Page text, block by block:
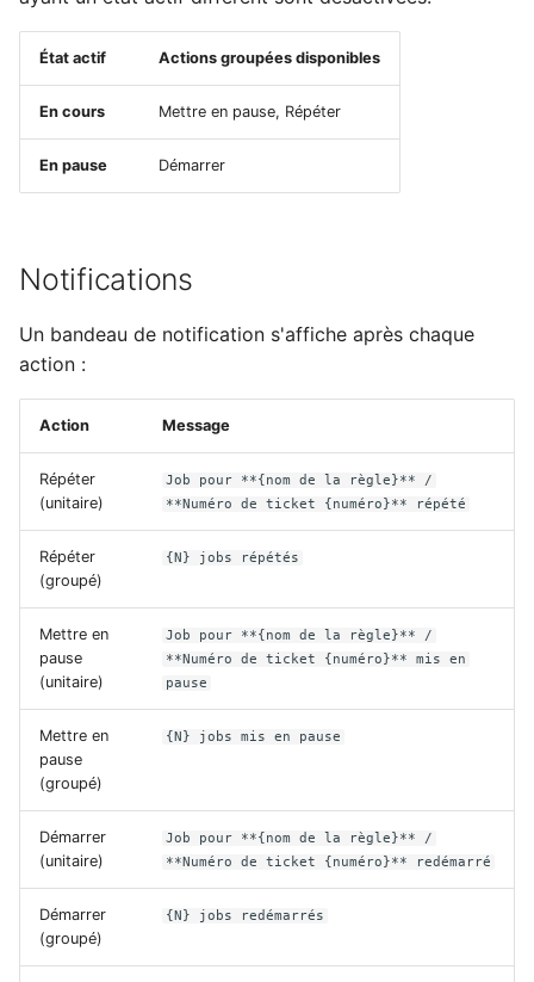
État actif Actions groupées disponibles
En cours Mettre en pause, Répéter
En pause Démarrer
Notifications
Un bandeau de notification s'affiche après chaque
action :
Action Message
Répéter
(unitaire)
Job pour **{nom de la règle}** /
**Numéro de ticket {numéro}** répété
Répéter
(groupé)
{N} jobs répétés
Mettre en
pause
(unitaire)
Job pour **{nom de la règle}** /
**Numéro de ticket {numéro}** mis en
pause
Mettre en
pause
(groupé)
{N} jobs mis en pause
Démarrer
(unitaire)
Job pour **{nom de la règle}** /
**Numéro de ticket {numéro}** redémarré
Démarrer
(groupé)
{N} jobs redémarrés